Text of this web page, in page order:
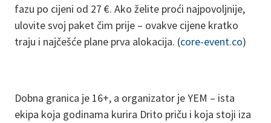
fazu po cijeni od 27 €. Ako želite proći najpovoljnije,
ulovite svoj paket čim prije – ovakve cijene kratko
traju i najčešće plane prva alokacija. (core-event.co)
Dobna granica je 16+, a organizator je YEM – ista
ekipa koja godinama kurira Drito priču i koja stoji iza